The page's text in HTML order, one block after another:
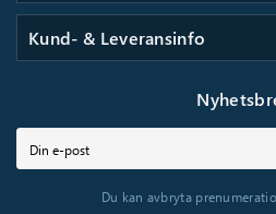
Kund- & Leveransinfo
Du kan avbryta